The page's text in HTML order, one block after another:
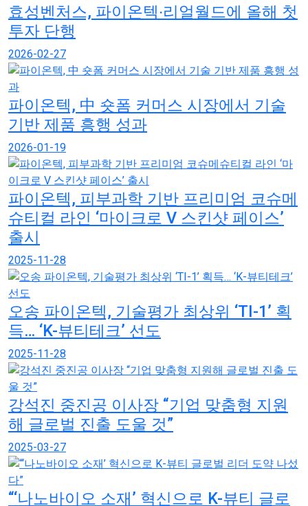
효성벤처스, 파이온텍∙리얼월드에 올해 첫
투자 단행
2026-02-27
파이온텍, 中 숏폼 커머스 시장에서 기술
기반 제품 흥행 성과
2026-01-19
파이온텍, 피부과학 기반 프리미엄 코슈메
슈티컬 라인 ‘마이크로 V 스킨샷 페이스’
출시
2025-11-28
오송 파이온텍, 기술평가 최상위 ‘TI-1’ 획
득… ‘K-뷰티테크’ 선도
2025-11-28
강석진 중진공 이사장 “기업 맞춤형 지원
해 글로벌 진출 도울 것”
2025-03-27
“‘나노바이오 소재’ 혁신으로 K-뷰티 글로